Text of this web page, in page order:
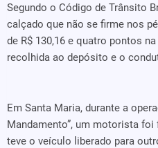
Segundo o Código de Trânsito
calçado que não se firme nos
de R$ 130,16 e quatro pontos
recolhida ao depósito e o
Em Santa Maria, durante a
Mandamento”, um motorista
teve o veículo liberado para